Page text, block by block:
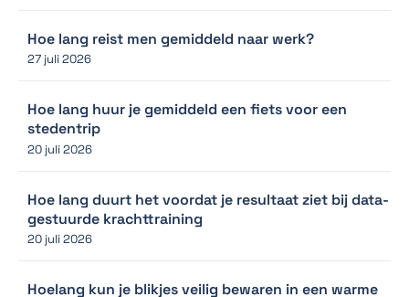
Hoe lang reist men gemiddeld naar werk?
27 juli 2026
Hoe lang huur je gemiddeld een fiets voor een
stedentrip
20 juli 2026
Hoe lang duurt het voordat je resultaat ziet bij data-
gestuurde krachttraining
20 juli 2026
Hoelang kun je blikjes veilig bewaren in een warme